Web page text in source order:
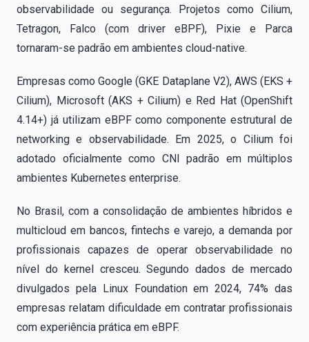
observabilidade ou segurança. Projetos como Cilium,
Tetragon, Falco (com driver eBPF), Pixie e Parca
tornaram-se padrão em ambientes cloud-native.
Empresas como Google (GKE Dataplane V2), AWS (EKS +
Cilium), Microsoft (AKS + Cilium) e Red Hat (OpenShift
4.14+) já utilizam eBPF como componente estrutural de
networking e observabilidade. Em 2025, o Cilium foi
adotado oficialmente como CNI padrão em múltiplos
ambientes Kubernetes enterprise.
No Brasil, com a consolidação de ambientes híbridos e
multicloud em bancos, fintechs e varejo, a demanda por
profissionais capazes de operar observabilidade no
nível do kernel cresceu. Segundo dados de mercado
divulgados pela Linux Foundation em 2024, 74% das
empresas relatam dificuldade em contratar profissionais
com experiência prática em eBPF.